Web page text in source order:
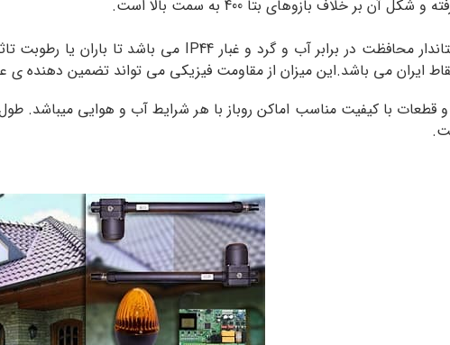
بر خلاف بازوهای بتا 400 به سمت بالا است.
ایران می باشد.این میزان از مقاومت فیزیکی می تواند تضمین دهنده